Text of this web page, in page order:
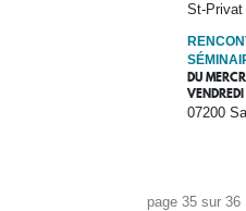
St-Privat
DU
07200
page 35 sur 36